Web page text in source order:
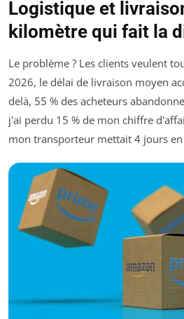
Logistique et
kilomètre qui fait la
Le problème ? Les clients veulent
2026, le délai de livraison moyen
delà, 55 % des acheteurs
j'ai perdu 15 % de mon chiffre
mon transporteur mettait 4 jours